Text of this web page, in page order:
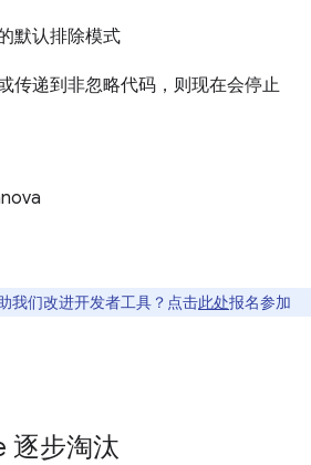
默认排除模式
传递到非忽略代码，则现在会停止
我们改进开发者工具？点击此处报名参加
逐步淘汰